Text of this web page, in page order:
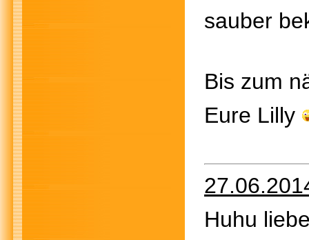
sauber
Bis zum
Eure Lilly
Huhu